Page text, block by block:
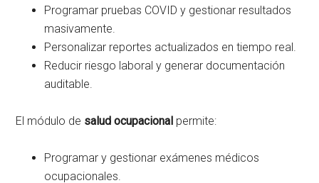
Programar pruebas COVID y gestionar resultados
masivamente.
Personalizar reportes actualizados en tiempo real.
Reducir riesgo laboral y generar documentación
auditable.
El módulo de salud ocupacional permite:
Programar y gestionar exámenes médicos
ocupacionales.